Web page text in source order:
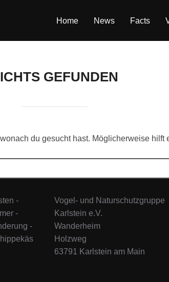
Home News Facts
GEFUNDEN
du gesucht hast. Möglicherweise hilft
-
-
-
Vogel- und Naturschutzgruppe
Karlstein e.V.
Wanderheim
Holzweg
63791 Karlstein am Main